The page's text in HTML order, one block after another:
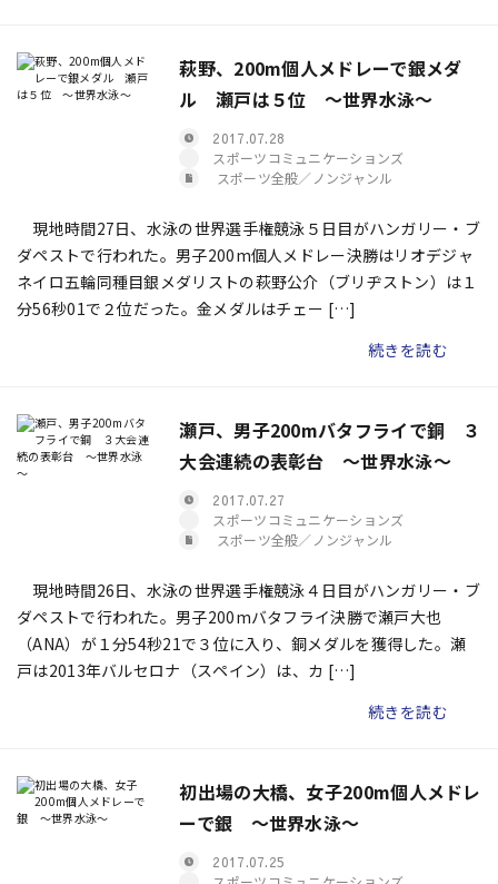
萩野、200m個人メドレーで銀メダ
ル 瀬戸は５位 ～世界水泳～
2017.07.28
スポーツコミュニケーションズ
スポーツ全般／ノンジャンル
現地時間27日、水泳の世界選手権競泳５日目がハンガリー・ブ
ダペストで行われた。男子200m個人メドレー決勝はリオデジャ
ネイロ五輪同種目銀メダリストの萩野公介（ブリヂストン）は１
分56秒01で２位だった。金メダルはチェー […]
続きを読む
瀬戸、男子200mバタフライで銅 ３
大会連続の表彰台 ～世界水泳～
2017.07.27
スポーツコミュニケーションズ
スポーツ全般／ノンジャンル
現地時間26日、水泳の世界選手権競泳４日目がハンガリー・ブ
ダペストで行われた。男子200mバタフライ決勝で瀬戸大也
（ANA）が１分54秒21で３位に入り、銅メダルを獲得した。瀬
戸は2013年バルセロナ（スペイン）は、カ […]
続きを読む
初出場の大橋、女子200m個人メドレ
ーで銀 ～世界水泳～
2017.07.25